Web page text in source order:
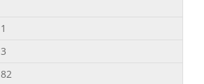
1
3
82